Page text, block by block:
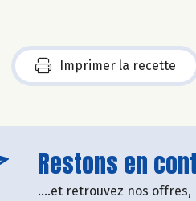
Imprimer la recette
Restons en
....et retrouvez nos